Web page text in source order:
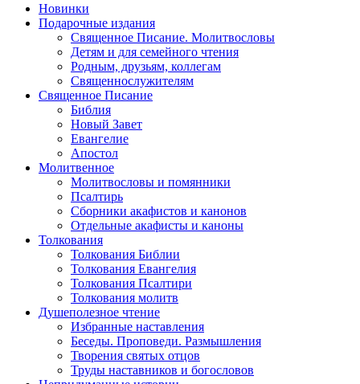
Новинки
Подарочные издания
Священное Писание. Молитвословы
Детям и для семейного чтения
Родным, друзьям, коллегам
Священнослужителям
Священное Писание
Библия
Новый Завет
Евангелие
Апостол
Молитвенное
Молитвословы и помянники
Псалтирь
Сборники акафистов и канонов
Отдельные акафисты и каноны
Толкования
Толкования Библии
Толкования Евангелия
Толкования Псалтири
Толкования молитв
Душеполезное чтение
Избранные наставления
Беседы. Проповеди. Размышления
Творения святых отцов
Труды наставников и богословов